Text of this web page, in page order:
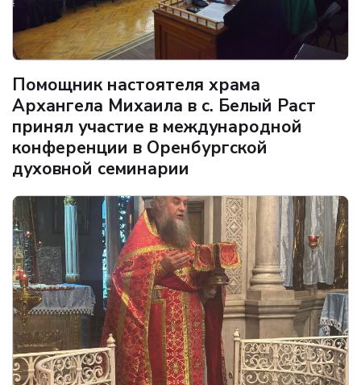
Помощник настоятеля храма
Архангела Михаила в с. Белый Раст
принял участие в международной
конференции в Оренбургской
духовной семинарии